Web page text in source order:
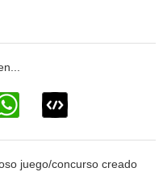
juego/concurso creado